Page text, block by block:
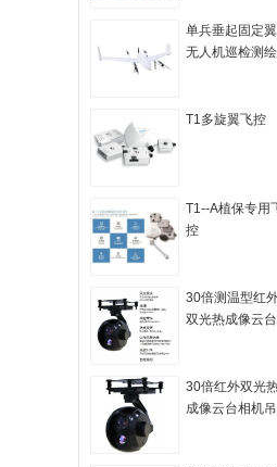
单兵垂起固定翼
无人机巡检测绘
T1多旋翼飞控
T1--A植保专用
控
30倍测温型红
双光热成像云台
30倍红外双光
成像云台相机吊